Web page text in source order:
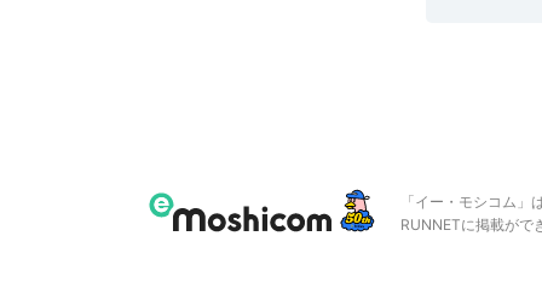
「イー・モシコム
RUNNETに掲載がで